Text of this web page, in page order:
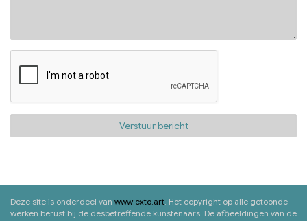
Deze site is onderdeel van www.exto.art. Het copyright op alle getoonde
werken berust bij de desbetreffende kunstenaars. De afbeeldingen van de